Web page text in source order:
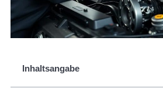
Inhaltsangabe